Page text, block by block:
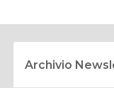
Archivio